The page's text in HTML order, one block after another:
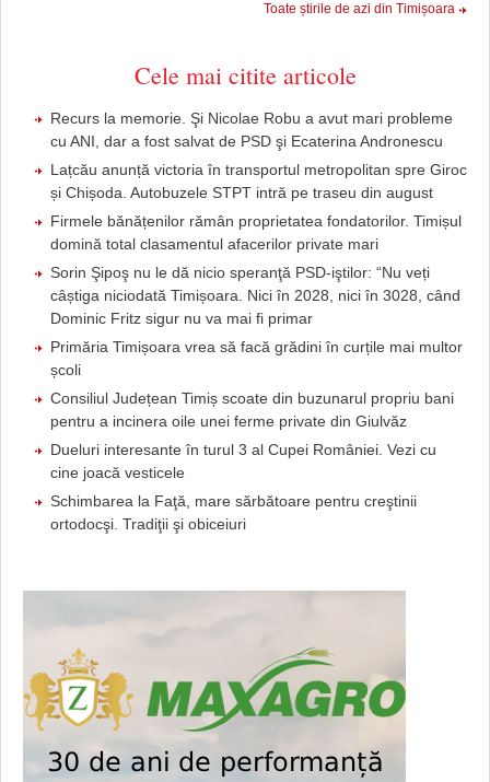
Toate știrile de azi din Timișoara
Cele mai citite articole
Recurs la memorie. Şi Nicolae Robu a avut mari probleme
cu ANI, dar a fost salvat de PSD şi Ecaterina Andronescu
Lațcău anunță victoria în transportul metropolitan spre Giroc
și Chișoda. Autobuzele STPT intră pe traseu din august
Firmele bănățenilor rămân proprietatea fondatorilor. Timișul
domină total clasamentul afacerilor private mari
Sorin Şipoş nu le dă nicio speranţă PSD-iştilor: “Nu veți
câștiga niciodată Timișoara. Nici în 2028, nici în 3028, când
Dominic Fritz sigur nu va mai fi primar
Primăria Timișoara vrea să facă grădini în curțile mai multor
școli
Consiliul Județean Timiș scoate din buzunarul propriu bani
pentru a incinera oile unei ferme private din Giulvăz
Dueluri interesante în turul 3 al Cupei României. Vezi cu
cine joacă vesticele
Schimbarea la Faţă, mare sărbătoare pentru creştinii
ortodocşi. Tradiţii şi obiceiuri